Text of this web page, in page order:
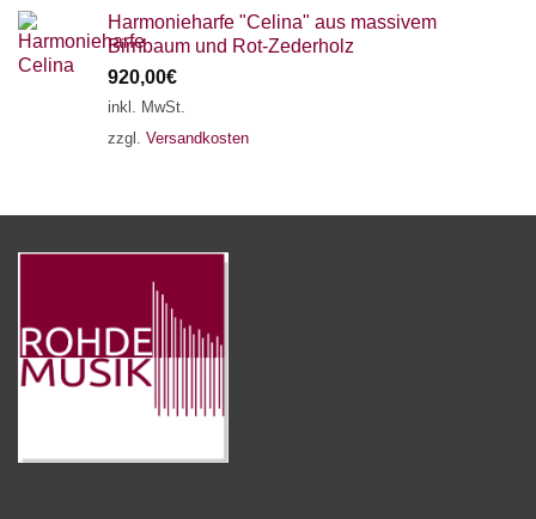
Harmonieharfe "Celina" aus massivem
Birnbaum und Rot-Zederholz
920,00€
inkl. MwSt.
zzgl. Versandkosten